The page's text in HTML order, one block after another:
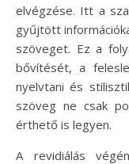
elvégzése. Itt a
gyűjtött
szöveget. Ez a
bővítését, a
nyelvtani és
szöveg ne csak
érthető is legyen.
A revidiálás